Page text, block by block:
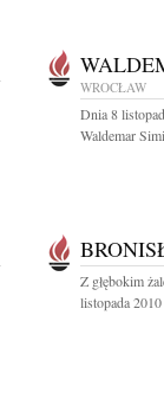
WROCŁAW
Dnia 8
Waldemar
Z głębokim
listopada